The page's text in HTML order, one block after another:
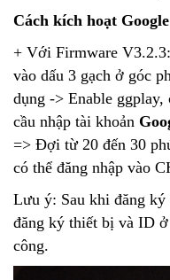
Cách kích hoạt
+ Với Firmware
vào dấu 3 gạch ở góc
dụng -> Enable ggplay,
cầu nhập tài khoản
=> Đợi từ 20 đến 30
có thể đăng nhập vào
Lưu ý: Sau khi đăng ký
đăng ký thiết bị và ID
công.